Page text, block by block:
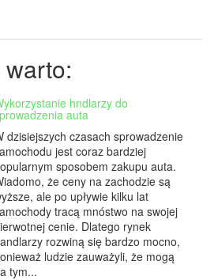
hndlarzy do
auta
dzisiejszych czasach sprowadzenie
jest coraz bardziej
sposobem zakupu auta.
że ceny na zachodzie są
ale po upływie kilku lat
tracą mnóstwo na swojej
cenie. Dlatego rynek
rozwiną się bardzo mocno,
ludzie zauważyli, że mogą
tym...